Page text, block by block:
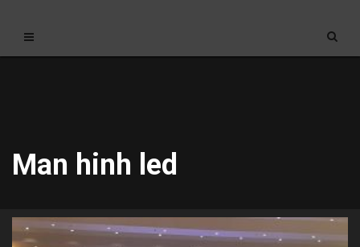
Man hinh led